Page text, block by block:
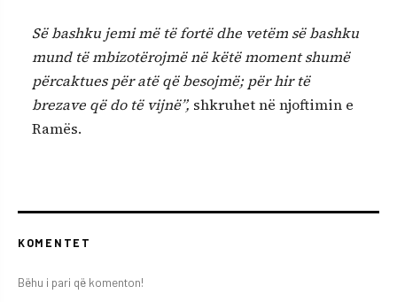
Së bashku jemi më të fortë dhe vetëm së bashku
mund të mbizotërojmë në këtë moment shumë
përcaktues për atë që besojmë; për hir të
brezave që do të vijnë”, shkruhet në njoftimin e
Ramës.
KOMENTET
Bëhu i pari që komenton!